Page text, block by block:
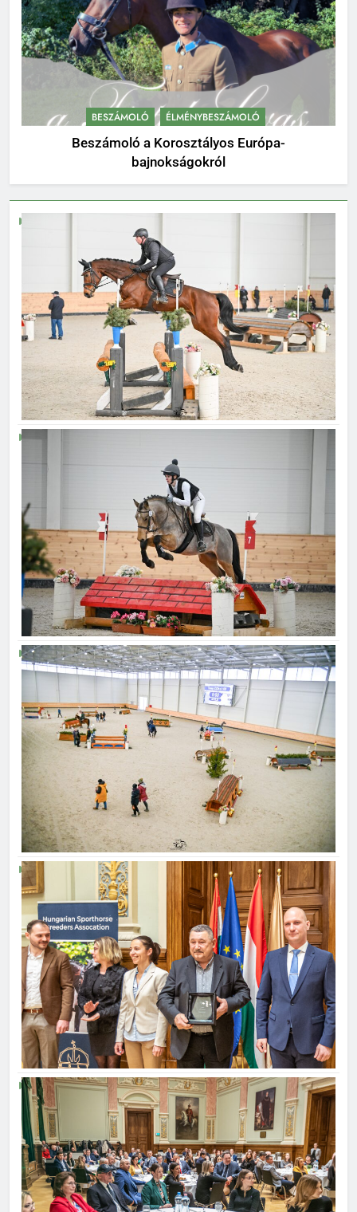
BESZÁMOLÓ ÉLMÉNYBESZÁMOLÓ
Beszámoló a Korosztályos Európa-
bajnokságokról